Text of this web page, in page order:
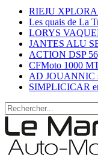
RIEJU XPLORA
Les quais de La
LORYS
JANTES ALU
ACTION DSP
CFMoto 1000
AD JOUANNIC
SIMPLICICAR